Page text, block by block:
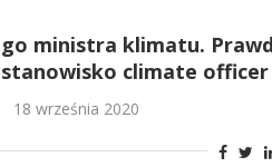
ministra klimatu.
stanowisko climate officer
18 września 2020